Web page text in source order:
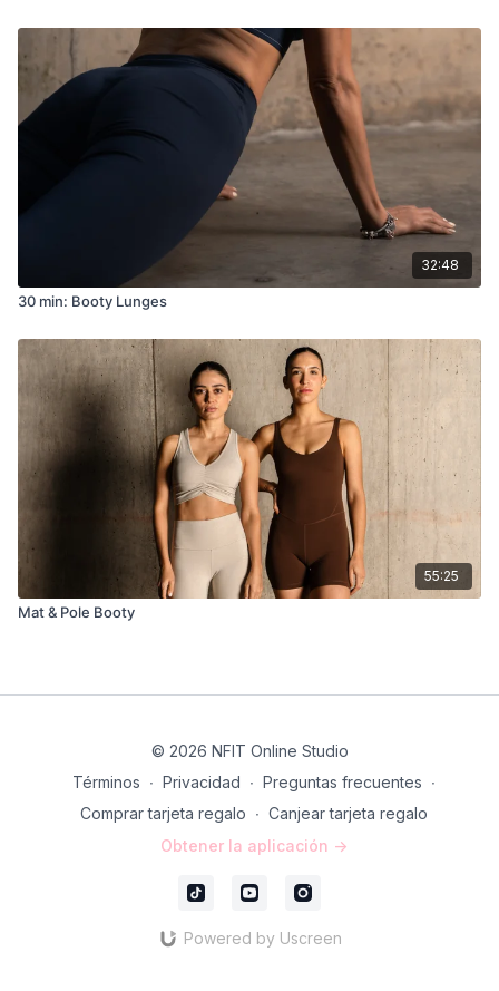
32:48
30 min: Booty Lunges
55:25
Mat & Pole Booty
© 2026 NFIT Online Studio
Términos ∙ Privacidad ∙ Preguntas frecuentes ∙
Comprar tarjeta regalo ∙ Canjear tarjeta regalo
Obtener la aplicación ->
Powered by Uscreen